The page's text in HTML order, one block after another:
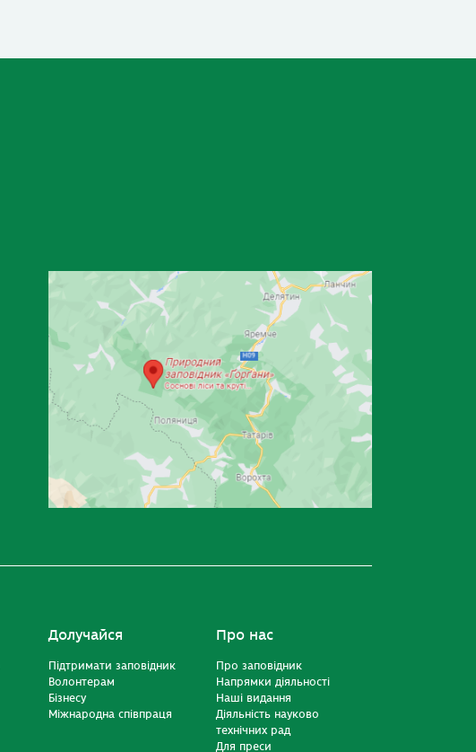
Долучайся
Підтримати заповідник
Волонтерам
Бізнесу
Міжнародна співпраця
Про нас
Про заповідник
Напрямки діяльності
Наші видання
Діяльність науково
технічних рад
Для преси